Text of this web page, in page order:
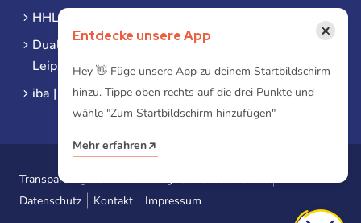
HHL Leipzig
Duale Hochschule Sachsen (DHSN) am Standort
Leipzig
iba | Campus Leipzig
Transparenzgesetz
Erklärung zur Barrierefreiheit
Datenschutz
Kontakt Impressum
Entdecke unsere App ×
Hey 👋 Füge unsere App zu deinem Startbildschirm
hinzu. Tippe oben rechts auf die drei Punkte und
wähle "Zum Startbildschirm hinzufügen"
Mehr erfahren